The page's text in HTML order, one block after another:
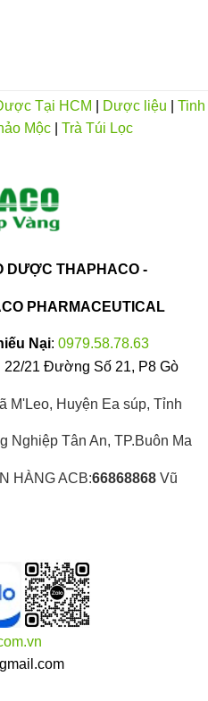
Tại HCM Dược liệu
Tinh
Mộc Trà Túi Lọc
DƯỢC THAPHACO -
PHARMACEUTICAL
Nại: 0979.58.78.63
22/21 Đường Số 21, P8 Gò
M'Leo, Huyện Ea súp, Tỉnh
Nghiệp Tân An, TP.Buôn Ma
HÀNG ACB:66868868Vũ